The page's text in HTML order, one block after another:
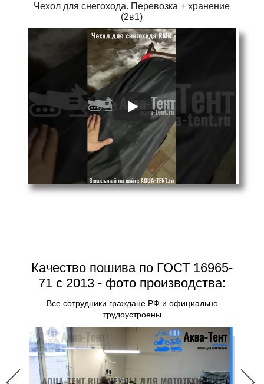
Чехол для снегохода. Перевозка + хранение
(2в1)
Качество пошива по ГОСТ 16965-
71 с 2013 - фото производства:
Все сотрудники граждане РФ и официально
трудоустроены